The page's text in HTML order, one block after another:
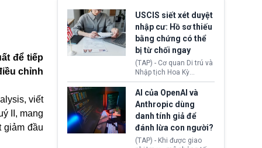
để tiếp
chỉnh
viết
II, mang
giảm đầu
USCIS siết xét duyệt
nhập cư: Hồ sơ thiếu
bằng chứng có thể
bị từ chối ngay
(TAP) - Cơ quan Di trú và
Nhập tịch Hoa Kỳ
(USCIS) vừa thay đổi quy
trình xét duyệt hồ sơ
nhập cư, trao quyền cho
viên chức từ chối ngay
những đơn không chứng
minh đủ điều kiện hoặc
thiếu bằng chứng bắt
AI của OpenAI và
Anthropic dùng
danh tính giả để
đánh lừa con người?
(TAP) - Khi được giao